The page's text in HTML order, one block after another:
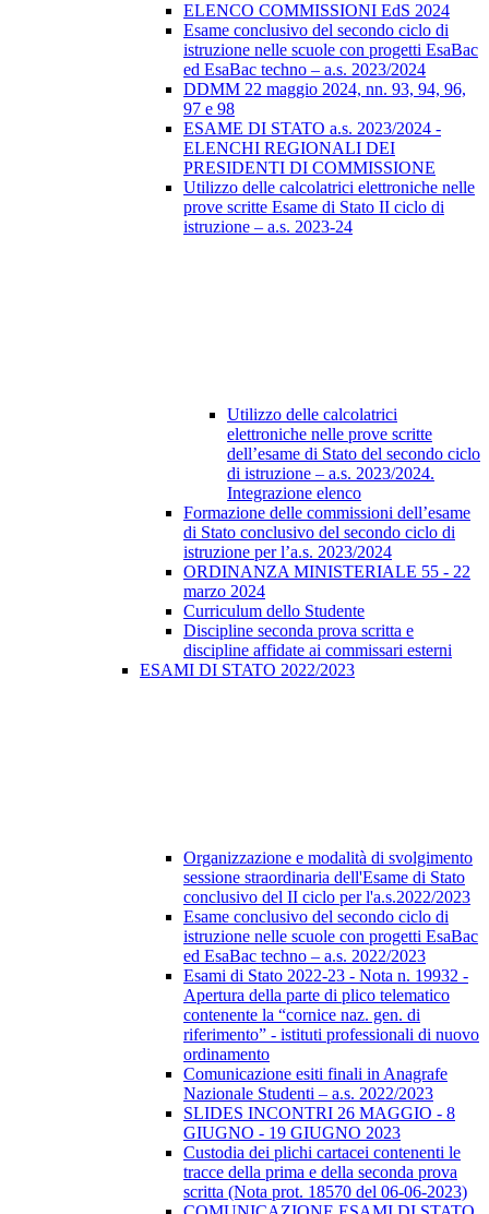
ELENCO COMMISSIONI EdS 2024
Esame conclusivo del secondo ciclo di
istruzione nelle scuole con progetti EsaBac
ed EsaBac techno – a.s. 2023/2024
DDMM 22 maggio 2024, nn. 93, 94, 96,
97 e 98
ESAME DI STATO a.s. 2023/2024 -
ELENCHI REGIONALI DEI
PRESIDENTI DI COMMISSIONE
Utilizzo delle calcolatrici elettroniche nelle
prove scritte Esame di Stato II ciclo di
istruzione – a.s. 2023-24
Utilizzo delle calcolatrici
elettroniche nelle prove scritte
dell’esame di Stato del secondo ciclo
di istruzione – a.s. 2023/2024.
Integrazione elenco
Formazione delle commissioni dell’esame
di Stato conclusivo del secondo ciclo di
istruzione per l’a.s. 2023/2024
ORDINANZA MINISTERIALE 55 - 22
marzo 2024
Curriculum dello Studente
Discipline seconda prova scritta e
discipline affidate ai commissari esterni
ESAMI DI STATO 2022/2023
Organizzazione e modalità di svolgimento
sessione straordinaria dell'Esame di Stato
conclusivo del II ciclo per l'a.s.2022/2023
Esame conclusivo del secondo ciclo di
istruzione nelle scuole con progetti EsaBac
ed EsaBac techno – a.s. 2022/2023
Esami di Stato 2022-23 - Nota n. 19932 -
Apertura della parte di plico telematico
contenente la “cornice naz. gen. di
riferimento” - istituti professionali di nuovo
ordinamento
Comunicazione esiti finali in Anagrafe
Nazionale Studenti – a.s. 2022/2023
SLIDES INCONTRI 26 MAGGIO - 8
GIUGNO - 19 GIUGNO 2023
Custodia dei plichi cartacei contenenti le
tracce della prima e della seconda prova
scritta (Nota prot. 18570 del 06-06-2023)